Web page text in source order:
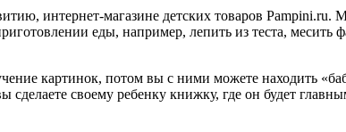
интернет-магазине детских товаров Pampini.ru.
еды, например, лепить из теста,
картинок, потом вы с ними можете находить
своему ребенку книжку, где он будет